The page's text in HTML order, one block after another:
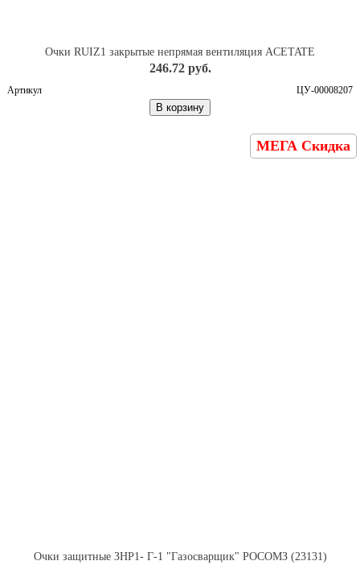
Очки RUIZ1 закрытые непрямая вентиляция ACETATE
246.72 руб.
Артикул ЦУ-00008207
В корзину
МЕГА Скидка
Очки защитные ЗНР1- Г-1 "Газосварщик" РОСОМЗ (23131)